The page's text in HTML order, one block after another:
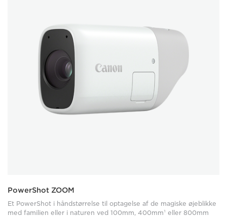
PowerShot ZOOM
Et PowerShot i håndstørrelse til optagelse af de magiske øjeblikke
med familien eller i naturen ved 100mm, 400mm¹ eller 800mm